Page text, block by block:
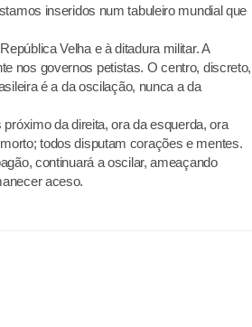
inseridos num tabuleiro mundial que
Velha e à ditadura militar. A
nos governos petistas. O centro, discreto,
é a da oscilação, nunca a da
da direita, ora da esquerda, ora
todos disputam corações e mentes.
continuará a oscilar, ameaçando
aceso.